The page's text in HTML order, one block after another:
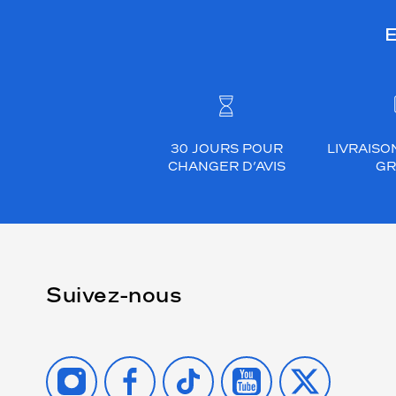
30 JOURS POUR
CHANGER D’AVIS
Suivez-nous
INSTAGRAMFACEBOOK
TIKTOK YOUTUBE
X